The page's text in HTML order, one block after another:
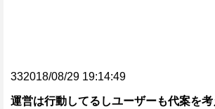
332018/08/29 19:14:49
運営は行動してるしユーザーも代案を